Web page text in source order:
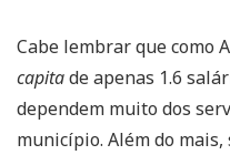
Cabe lembrar que como
capitade apenas 1.6
dependem muito dos
município. Além do mais,